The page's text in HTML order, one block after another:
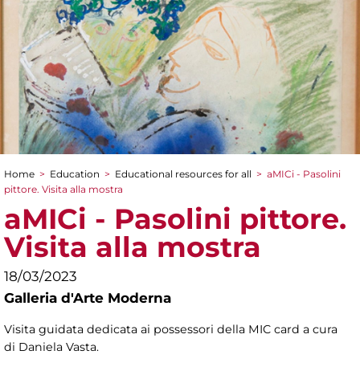
You are here
Home > Education > Educational resources for all > aMICi - Pasolini
pittore. Visita alla mostra
aMICi - Pasolini pittore.
Visita alla mostra
18/03/2023
Galleria d'Arte Moderna
Visita guidata dedicata ai possessori della MIC card a cura
di Daniela Vasta.